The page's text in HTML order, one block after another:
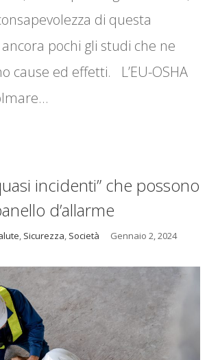
di questa
pochi gli studi che ne
cause ed effetti. L’EU-OSHA
incidenti” che possono
d’allarme
, Sicurezza, Società Gennaio 2, 2024